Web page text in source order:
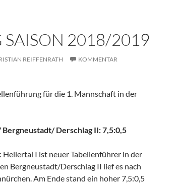
SAISON 2018/2019
REIFFENRATH
KOMMENTAR
für die 1. Mannschaft in der
Bergneustadt/ Derschlag II: 7,5:0,5
I ist neuer Tabellenführer in der
Bergneustadt/Derschlag II lief es nach
Am Ende stand ein hoher 7,5:0,5